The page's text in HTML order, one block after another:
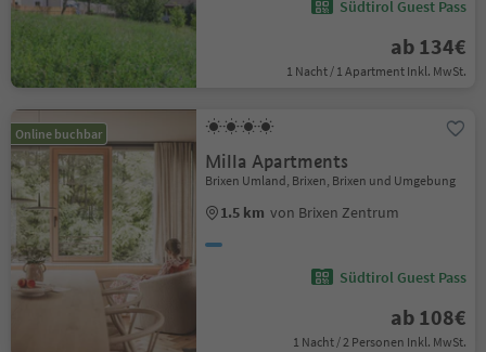
Südtirol Guest Pass
ab 134€
1 Nacht / 1 Apartment Inkl. MwSt.
Online buchbar
Milla Apartments
Brixen Umland, Brixen, Brixen und Umgebung
1.5 km von Brixen Zentrum
Südtirol Guest Pass
ab 108€
1 Nacht / 2 Personen Inkl. MwSt.